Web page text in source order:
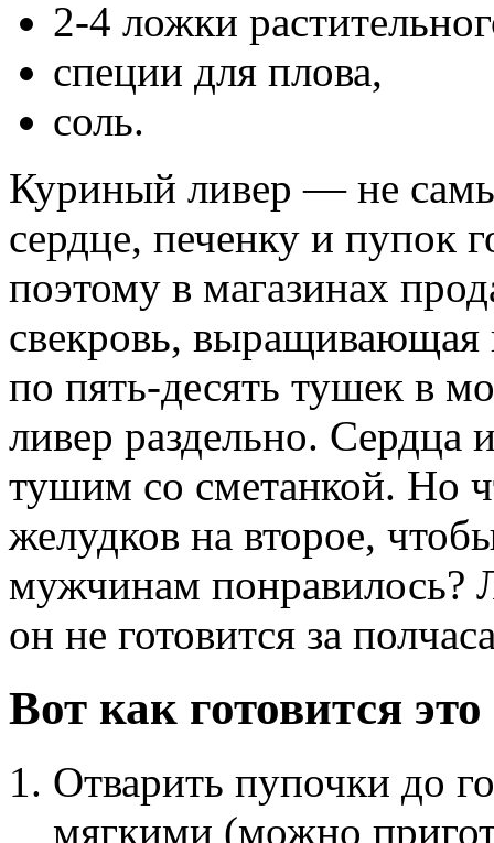
2-4 ложки
специи для плова,
соль.
Куриный ливер —не
сердце, печенку и пупок
поэтому в магазинах
свекровь, выращивающая
по пять-десять тушек в
ливер раздельно. Сердца
тушим со сметанкой. Но
желудков на второе,
мужчинам понравилось?
он не готовится за
Вот как готовится
Отварить пупочки до
мягкими (можно